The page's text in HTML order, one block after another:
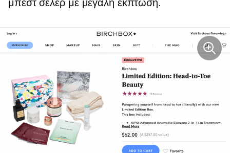
μπεστ σέλερ με μεγάλη έκπτωση.